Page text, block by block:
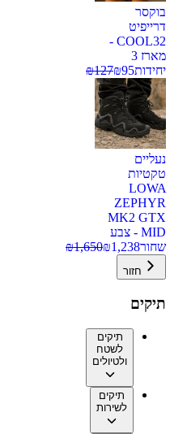
בוקסר
דרייפיט
COOL32 -
מארז 3
יחידות
₪95
₪127
נעליים
טקטיות
LOWA
ZEPHYR
MK2 GTX
MID - צבע
שחור
₪1,238
₪1,650
חזור
תיקים
תיקים
לשטח
ולטיולים
תיקים
לשירות